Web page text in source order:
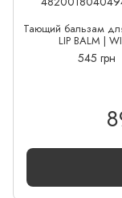
Тающий бальзам
LIP BALM |
545 грн